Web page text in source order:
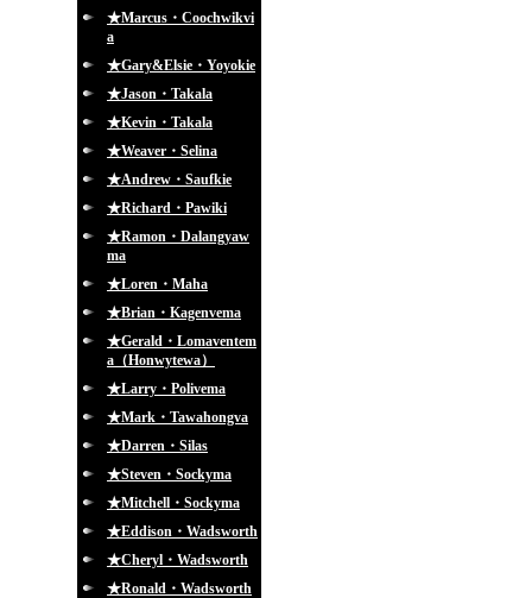
★Marcus・Coochwikvi
a
★Gary&Elsie・Yoyokie
★Jason・Takala
★Kevin・Takala
★Weaver・Selina
★Andrew・Saufkie
★Richard・Pawiki
★Ramon・Dalangyaw
ma
★Loren・Maha
★Brian・Kagenvema
★Gerald・Lomaventem
a（Honwytewa）
★Larry・Polivema
★Mark・Tawahongva
★Darren・Silas
★Steven・Sockyma
★Mitchell・Sockyma
★Eddison・Wadsworth
★Cheryl・Wadsworth
★Ronald・Wadsworth